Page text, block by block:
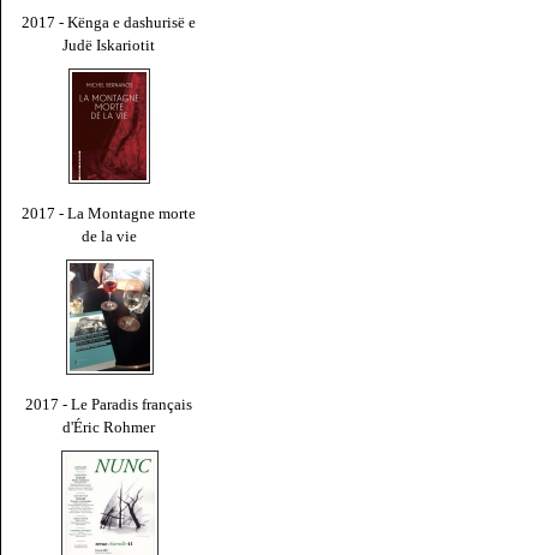
2017 - Kënga e dashurisë e
Judë Iskariotit
2017 - La Montagne morte
de la vie
2017 - Le Paradis français
d'Éric Rohmer